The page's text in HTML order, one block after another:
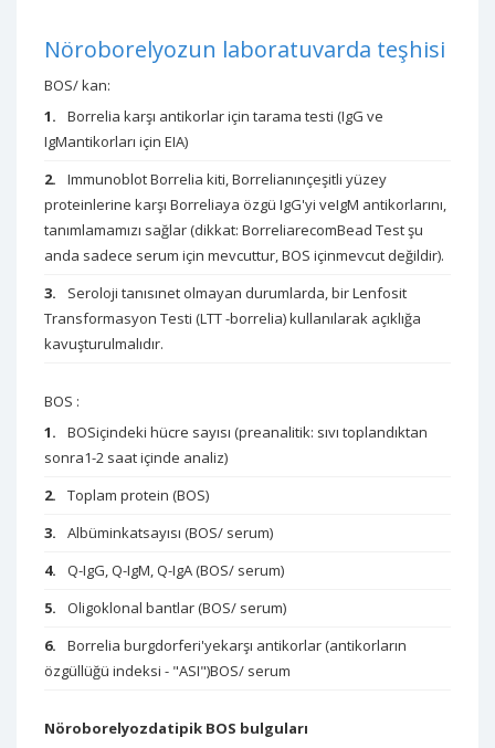
Nöroborelyozun laboratuvarda teşhisi
BOS/ kan:
Borrelia karşı antikorlar için tarama testi (IgG ve
IgMantikorları için EIA)
Immunoblot Borrelia kiti, Borrelianınçeşitli yüzey
proteinlerine karşı Borreliaya özgü IgG'yi veIgM antikorlarını,
tanımlamamızı sağlar (dikkat: BorreliarecomBead Test şu
anda sadece serum için mevcuttur, BOS içinmevcut değildir).
Seroloji tanısınet olmayan durumlarda, bir Lenfosit
Transformasyon Testi (LTT -borrelia) kullanılarak açıklığa
kavuşturulmalıdır.
BOS :
BOSiçindeki hücre sayısı (preanalitik: sıvı toplandıktan
sonra1-2 saat içinde analiz)
Toplam protein (BOS)
Albüminkatsayısı (BOS/ serum)
Q-IgG, Q-IgM, Q-IgA (BOS/ serum)
Oligoklonal bantlar (BOS/ serum)
Borrelia burgdorferi'yekarşı antikorlar (antikorların
özgüllüğü indeksi - "ASI")BOS/ serum
Nöroborelyozdatipik BOS bulguları